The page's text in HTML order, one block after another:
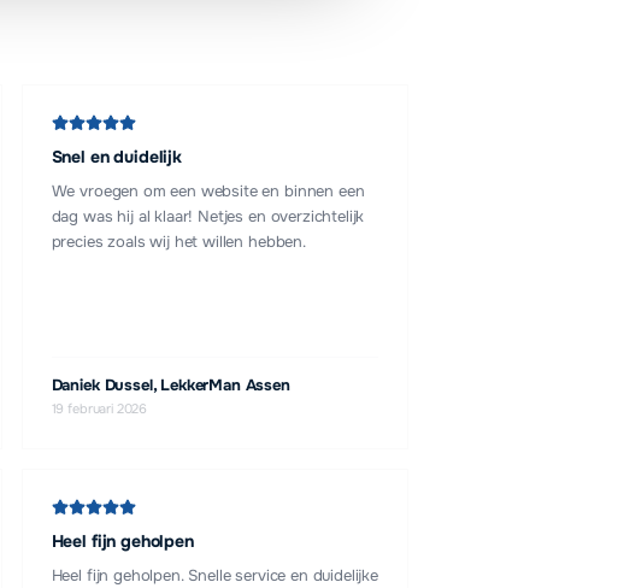
Snel en duidelijk
We vroegen om een website en binnen een
dag was hij al klaar! Netjes en overzichtelijk
precies zoals wij het willen hebben.
Daniek Dussel, LekkerMan Assen
19 februari 2026
Heel fijn geholpen
Heel fijn geholpen. Snelle service en duidelijke